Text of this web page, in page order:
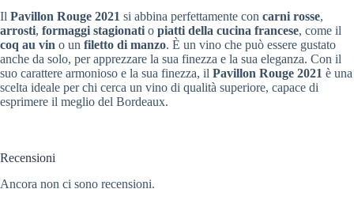
Il Pavillon Rouge 2021 si abbina perfettamente con carni rosse,
arrosti, formaggi stagionati o piatti della cucina francese, come il
coq au vin o un filetto di manzo. È un vino che può essere gustato
anche da solo, per apprezzare la sua finezza e la sua eleganza. Con il
suo carattere armonioso e la sua finezza, il Pavillon Rouge 2021 è una
scelta ideale per chi cerca un vino di qualità superiore, capace di
esprimere il meglio del Bordeaux.
Recensioni
Ancora non ci sono recensioni.